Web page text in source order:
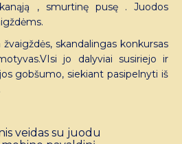
, smurtinę pusę . Juodos
skandalingas konkursas
jo dalyviai susiriejo ir
gobšumo, siekiant pasipelnyti iš
veidas su juodu